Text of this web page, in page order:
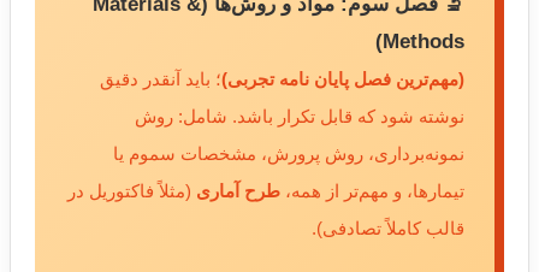
Methods)
(مهم‌ترین فصل پایان نامه تجربی)؛ باید آنقدر دقیق
نوشته شود که قابل تکرار باشد. شامل: روش
نمونه‌برداری، روش پرورش، مشخصات سموم یا
تیمارها، و مهم‌تر از همه، طرح آماری (مثلاً فاکتوریل در
قالب کاملاً تصادفی).